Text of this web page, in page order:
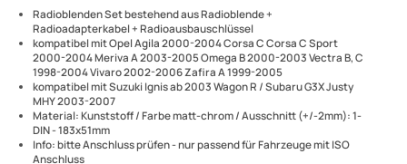
Radioeinbauset kompatibel
Radioblenden Set bestehend aus Radioblende +
Radioadapterkabel + Radioausbauschlüssel
kompatibel mit Opel Agila 2000-2004 Corsa C Corsa C Sport
2000-2004 Meriva A 2003-2005 Omega B 2000-2003 Vectra B, C
1998-2004 Vivaro 2002-2006 Zafira A 1999-2005
Zustand:Neu
EAN:4260153679096
4.5 (21) | Produkt bewerten